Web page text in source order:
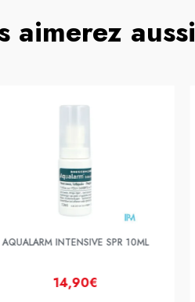
aimerez aussi
AQUALARM INTENSIVE SPR 10ML
14,90€